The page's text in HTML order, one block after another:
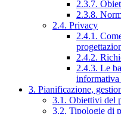
2.3.7.
2.3.8.
2.4. Privacy
2.4.1.
2.4.2.
2.4.3. Le
3. Pianificazione,
3.1. Obiettivi del
3.2. Tipologie di